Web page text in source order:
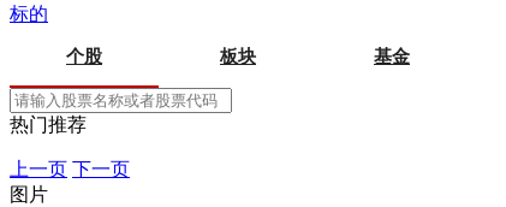
标的
个股 板块 基金
热门推荐
上一页 下一页
图片